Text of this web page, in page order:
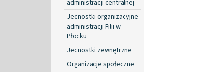
administracji centralnej
Jednostki organizacyjne
administracji Filii w
Płocku
Jednostki zewnętrzne
Organizacje społeczne